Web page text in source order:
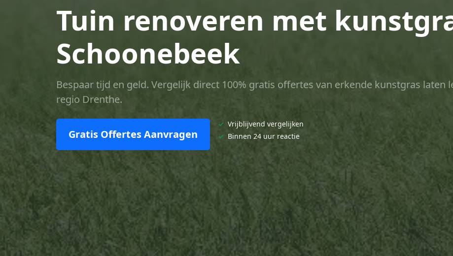
Tuin renoveren met
Schoonebeek
Bespaar tijd en geld. Vergelijk direct 100% gratis offertes van erkende kunstgras laten
regio Drenthe.
Gratis Offertes Aanvragen
✓ Vrijblijvend vergelijken
✓ Binnen 24 uur reactie